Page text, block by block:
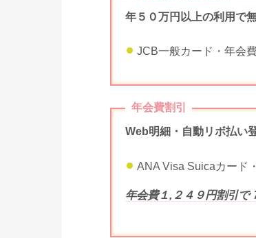
年５０万円以上の利用で
JCB一般カード・年会
年会費割引
Web明細・自動リボ払い
ANA Visa Suicaカード
年会費１,２４９円割引で